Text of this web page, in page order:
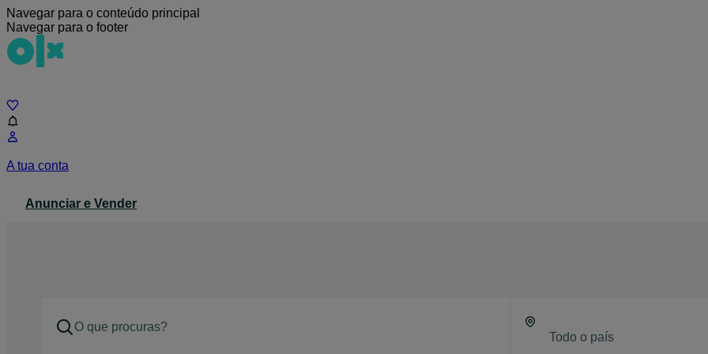
Navegar para o conteúdo principal
Navegar para o footer
A tua conta
Anunciar e Vender